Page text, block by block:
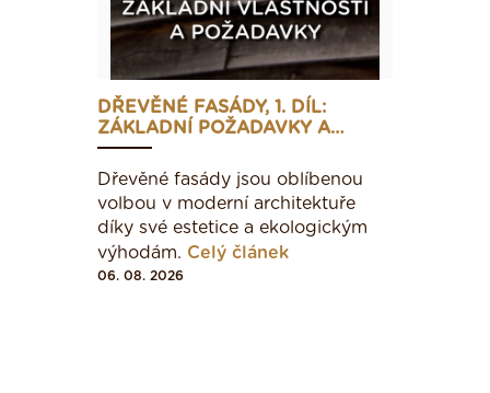
DŘEVĚNÉ FASÁDY, 1. DÍL:
ZÁKLADNÍ POŽADAVKY A…
Dřevěné fasády jsou oblíbenou
volbou v moderní architektuře
díky své estetice a ekologickým
výhodám. Celý článek
06. 08. 2026